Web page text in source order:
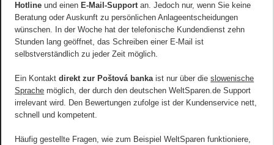
Hotline und einen E-Mail-Supportan. Jedoch nur, wenn Sie keine
Beratung oder Auskunft zu persönlichen Anlageentscheidungen
wünschen. In der Woche hat der telefonische Kundendienst zehn
Stunden lang geöffnet, das Schreiben einer E-Mail ist
selbstverständlich zu jeder Zeit möglich.
Ein Kontaktdirekt zur Poštová bankaist nur über dieslowenische
Sprache möglich, der durch den deutschen WeltSparen.de Support
irrelevant wird. Den Bewertungen zufolge ist der Kundenservice nett,
schnell und kompetent.
Häufig gestellte Fragen, wie zum Beispiel WeltSparen funktioniere,